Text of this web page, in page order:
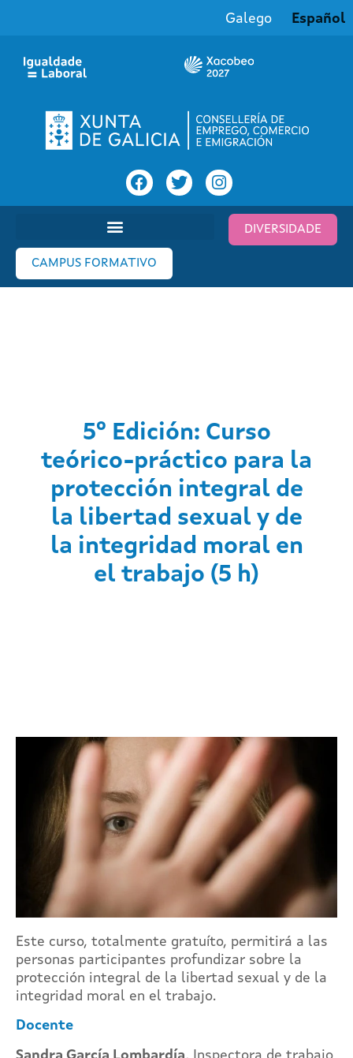
Galego Español
DIVERSIDADE
CAMPUS FORMATIVO
5º Edición: Curso
teórico-práctico para la
protección integral de
la libertad sexual y de
la integridad moral en
el trabajo (5 h)
Este curso, totalmente gratuíto, permitirá a las
personas participantes profundizar sobre la
protección integral de la libertad sexual y de la
integridad moral en el trabajo.
Docente